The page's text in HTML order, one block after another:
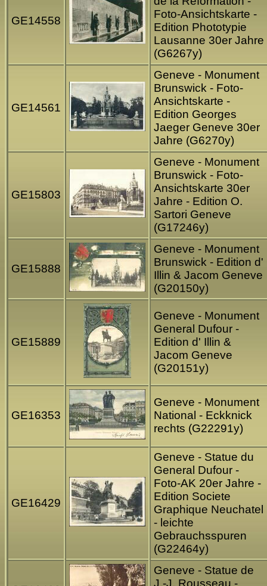
GE14558
Foto-Ansichtskarte -
Edition Phototypie
Lausanne 30er Jahre
(G6267y)
GE14561
Geneve - Monument
Brunswick - Foto-
Ansichtskarte -
Edition Georges
Jaeger Geneve 30er
Jahre (G6270y)
GE15803
Geneve - Monument
Brunswick - Foto-
Ansichtskarte 30er
Jahre - Edition O.
Sartori Geneve
(G17246y)
GE15888
Geneve - Monument
Brunswick - Edition d'
Illin & Jacom Geneve
(G20150y)
GE15889
Geneve - Monument
General Dufour -
Edition d' Illin &
Jacom Geneve
(G20151y)
GE16353
Geneve - Monument
National - Eckknick
rechts (G22291y)
GE16429
Geneve - Statue du
General Dufour -
Foto-AK 20er Jahre -
Edition Societe
Graphique Neuchatel
- leichte
Gebrauchsspuren
(G22464y)
Geneve - Statue de
J.-J. Rousseau -